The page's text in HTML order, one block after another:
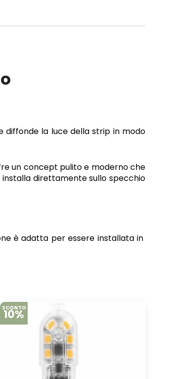
diffonde la luce della strip in modo
un concept pulito e moderno che
direttamente sullo specchio
è adatta per essere installata in
SCONTO
10%